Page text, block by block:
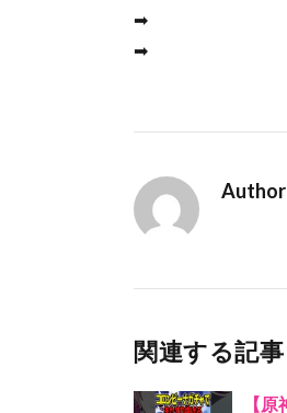
➡
➡
Author
関連する記事
【